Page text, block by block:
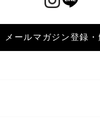
メールマガジン登録・